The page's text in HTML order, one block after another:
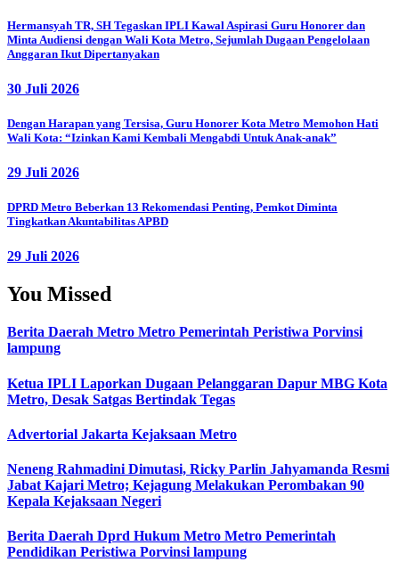
Hermansyah TR, SH Tegaskan IPLI Kawal Aspirasi Guru Honorer dan
Minta Audiensi dengan Wali Kota Metro, Sejumlah Dugaan Pengelolaan
Anggaran Ikut Dipertanyakan
30 Juli 2026
Dengan Harapan yang Tersisa, Guru Honorer Kota Metro Memohon Hati
Wali Kota: “Izinkan Kami Kembali Mengabdi Untuk Anak-anak”
29 Juli 2026
DPRD Metro Beberkan 13 Rekomendasi Penting, Pemkot Diminta
Tingkatkan Akuntabilitas APBD
29 Juli 2026
You Missed
Berita Daerah Metro Metro Pemerintah Peristiwa Porvinsi
lampung
Ketua IPLI Laporkan Dugaan Pelanggaran Dapur MBG Kota
Metro, Desak Satgas Bertindak Tegas
Advertorial Jakarta Kejaksaan Metro
Neneng Rahmadini Dimutasi, Ricky Parlin Jahyamanda Resmi
Jabat Kajari Metro; Kejagung Melakukan Perombakan 90
Kepala Kejaksaan Negeri
Berita Daerah Dprd Hukum Metro Metro Pemerintah
Pendidikan Peristiwa Porvinsi lampung